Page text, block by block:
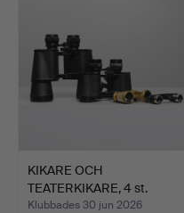
KIKARE OCH
TEATERKIKARE, 4 st.
Klubbades 30 jun 2026